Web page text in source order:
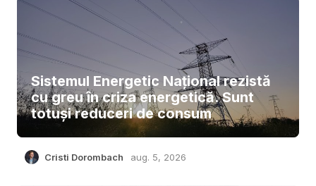
Sistemul Energetic Național rezistă
cu greu în criza energetică. Sunt
totuși reduceri de consum
Cristi Dorombach aug. 5, 2026